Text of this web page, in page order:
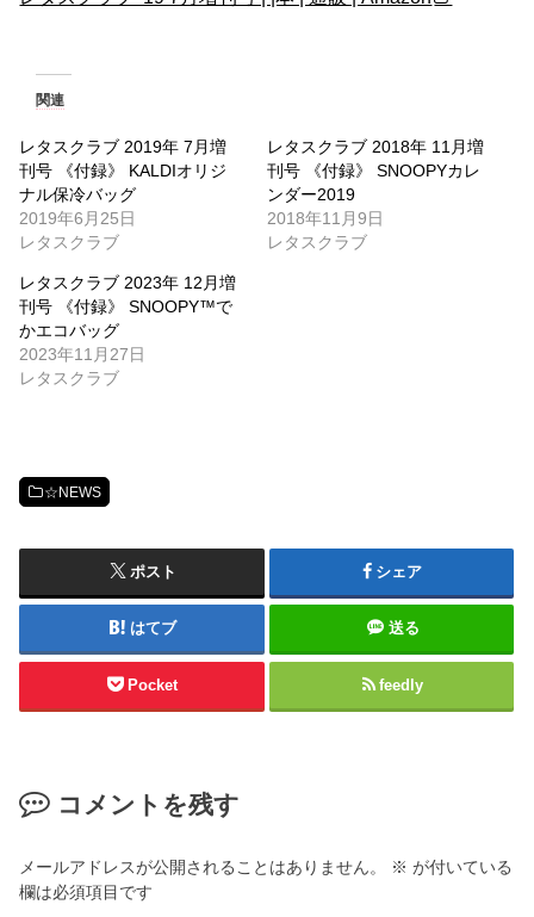
関連
レタスクラブ 2019年 7月増
刊号 《付録》 KALDIオリジ
ナル保冷バッグ
2019年6月25日
レタスクラブ
レタスクラブ 2018年 11月増
刊号 《付録》 SNOOPYカレ
ンダー2019
2018年11月9日
レタスクラブ
レタスクラブ 2023年 12月増
刊号 《付録》 SNOOPY™で
かエコバッグ
2023年11月27日
レタスクラブ
☆NEWS
ポスト シェア
はてブ 送る
Pocket feedly
コメントを残す
メールアドレスが公開されることはありません。 ※ が付いている
欄は必須項目です